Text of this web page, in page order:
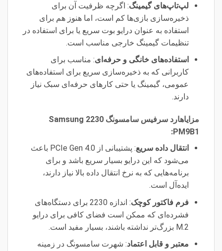
لپ‌تاپ‌های گیمینگ: اگرچه ظرفیت آن برای
ذخیره‌سازی بازی‌ها کم است، اما هنوز هم برای
استفاده به عنوان درایو بوت سریع یا برای استفاده در
تنظیمات گیمینگ خارجی مناسب است.
استفاده‌های خانگی و حرفه‌ای: مناسب برای
کاربرانی که به ذخیره‌سازی سریع برای استفاده‌های
عمومی، گیمینگ یا حتی کارهای حرفه‌ای سبک نیاز
دارند.
مزایاهارد سرفیس سامسونگ 2230 Samsung
PM9B1:
انتقال داده سریع
: پشتیبانی از PCIe Gen 4.0 باعث
می‌شود که این درایو بسیار سریع باشد و برای
برنامه‌هایی که به نرخ انتقال داده بالا نیاز دارند،
ایده‌آل است.
فرم فاکتور کوچک
: اندازه 2230 برای دستگاه‌های
فشرده‌ای که ممکن است فضای کافی برای درایو
M.2 بزرگ‌تر نداشته باشند، بسیار مفید است.
معتبر و قابل اعتماد: شهرت سامسونگ در زمینه